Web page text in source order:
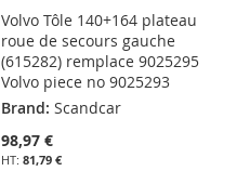
Volvo Tôle 140+164 plateau
roue de secours gauche
(615282) remplace 9025295
Volvo piece no 9025293
Brand: Scandcar
98,97 €
81,79 €